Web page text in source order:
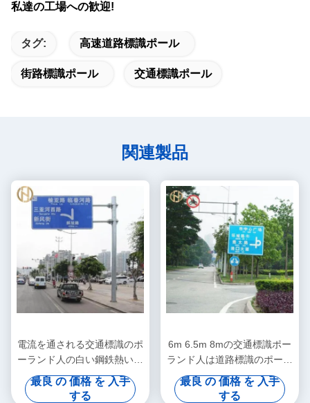
私達の工場への歓迎!
タグ: 高速道路標識ポール
街路標識ポール 交通標識ポール
関連製品
電流を通される交通標識のポ
ーランド人の白い鋼鉄熱いす
くいか粉のコーティングの表
面
最良 の 価格 を 入手
する
6m 6.5m 8mの交通標識ポー
ランド人は道路標識のポーラ
ンド人の鋼鉄八角形の形に電
流を通した
最良 の 価格 を 入手
する